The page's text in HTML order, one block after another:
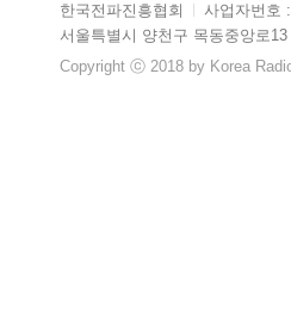
한국전파진흥협회 사업자번호
서울특별시 양천구 목동중앙로
Copyright ⓒ 2018 by Korea